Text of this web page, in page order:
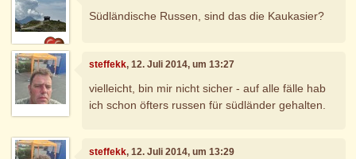
Südländische Russen, sind das die Kaukasier?
steffekk, 12. Juli 2014, um 13:27
vielleicht, bin mir nicht sicher - auf alle fälle hab
ich schon öfters russen für südländer gehalten.
steffekk, 12. Juli 2014, um 13:29